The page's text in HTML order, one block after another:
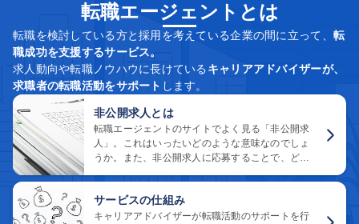
転職エージェントとは
転職を検討している方と採用を考えている企業の間に立って、 転
職成功を支援するサービス。
求人動向や転職ノウハウに長けている キャリアアドバイザーが、
求職者の転職活動をサポート します。
非公開求人とは
転職エージェントのサイトでよく見る「非公開求
人」。これはいったいどのような意味なのでしょ
うか。また、非公開求人に応募することで、どの
サービスの仕組み
キャリアアドバイザーが転職活動のサポートを行